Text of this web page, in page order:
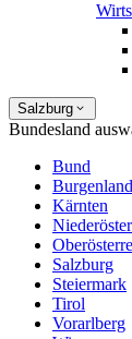
Salzburg
Bundesland
Bund
Burgenland
Kärnten
Salzburg
Steiermark
Tirol
Vorarlberg